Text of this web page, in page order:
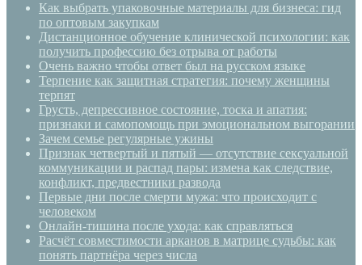
Как выбрать упаковочные материалы для бизнеса: гид
по оптовым закупкам
Дистанционное обучение клинической психологии: как
получить профессию без отрыва от работы
Очень важно чтобы ответ был на русском языке
Терпение как защитная стратегия: почему женщины
терпят
Грусть, депрессивное состояние, тоска и апатия:
признаки и самопомощь при эмоциональном выгорании
Зачем семье регулярные ужины
Признак четвертый и пятый — отсутствие сексуальной
коммуникации и распад пары: измена как следствие,
конфликт, предвестники развода
Первые дни после смерти мужа: что происходит с
человеком
Онлайн-тишина после ухода: как справляться
Расчёт совместимости арканов в матрице судьбы: как
понять партнёра через числа